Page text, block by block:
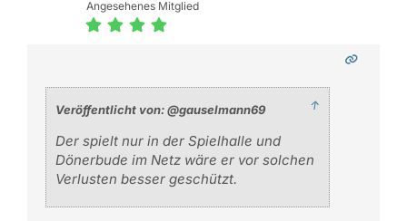
Angesehenes Mitglied
Veröffentlicht von: @gauselmann69 ↑
Der spielt nur in der Spielhalle und
Dönerbude im Netz wäre er vor solchen
Verlusten besser geschützt.